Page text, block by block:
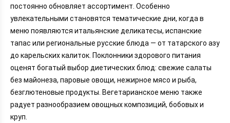
постоянно обновляет ассортимент. Особенно
увлекательными становятся тематические дни, когда в
меню появляются итальянские деликатесы, испанские
тапас или региональные русские блюда — от татарского азу
до карельских калиток. Поклонники здорового питания
оценят богатый выбор диетических блюд: свежие салаты
без майонеза, паровые овощи, нежирное мясо и рыба,
безглютеновые продукты. Вегетарианское меню также
радует разнообразием овощных композиций, бобовых и
круп.